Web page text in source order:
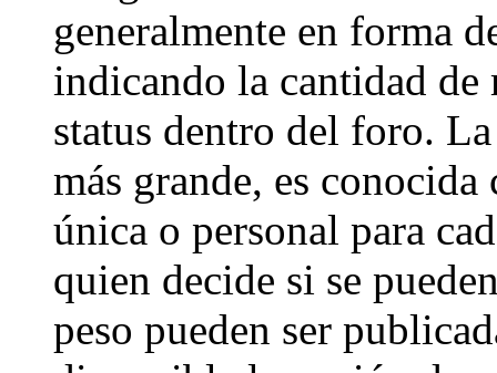
generalmente en forma
indicando la cantidad de
status dentro del foro.
más grande, es
única o personal para
quien decide si se
peso pueden ser